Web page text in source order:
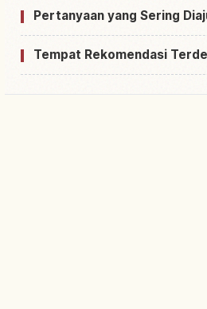
Pertanyaan yang Sering
Tempat Rekomendasi